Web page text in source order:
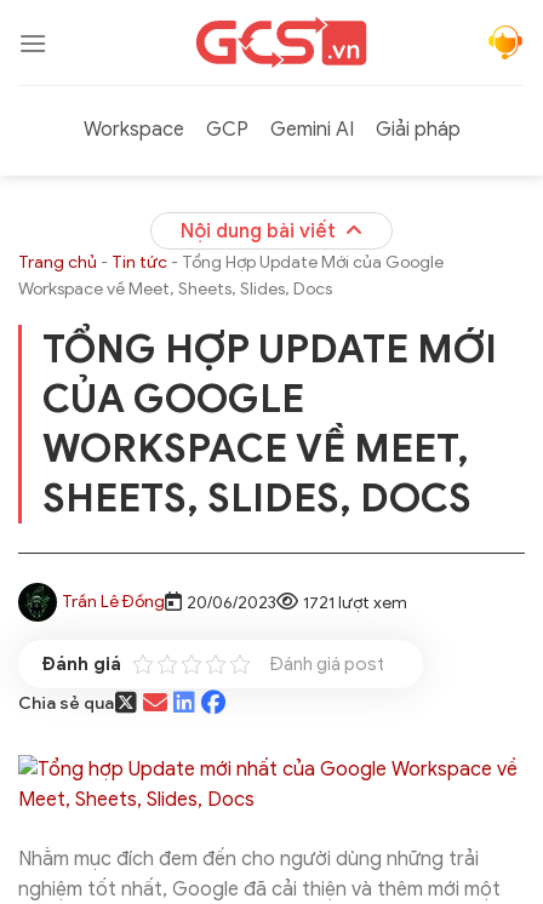
qua
Workspace
GCP Gemini AI Giải pháp
Nội dung bài viết
Trang chủ - Tin tức - Tổng Hợp Update Mới của Google
Workspace về Meet, Sheets, Slides, Docs
TỔNG HỢP UPDATE MỚI
CỦA GOOGLE
WORKSPACE VỀ MEET,
SHEETS, SLIDES, DOCS
Trần Lê Đồng 20/06/2023 1721 lượt xem
Đánh giá post
Chia sẻ qua
Nhằm mục đích đem đến cho người dùng những trải
nghiệm tốt nhất, Google đã cải thiện và thêm mới một